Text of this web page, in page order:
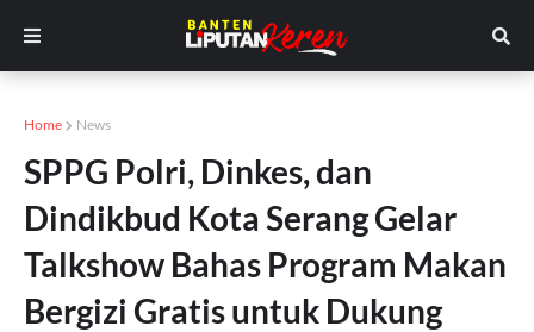
Home News
SPPG Polri, Dinkes, dan
Dindikbud Kota Serang Gelar
Talkshow Bahas Program Makan
Bergizi Gratis untuk Dukung